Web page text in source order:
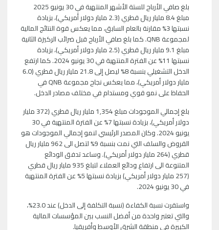
بلغ صافي الأرباح للستة الأشهر المنتهية في 30 يونيو 2025
مبلغ 8.4 مليار ريال قطري (2.3 مليار دولار أمريكي)، بزيادة
نسبتها 3% مقارنة بالعام السابق، مما يعكس قوة النتائج المالية
لمجموعة QNB. كما بلغ صافي الأرباح قبل ضرائب الركيزة الثانية
مبلغ 9.1 مليار ريال قطري (2.5 مليار دولار أمريكي)، بزيادة
نسبتها 11% عن الفترة المنتهية في 30 يونيو 2024. كما ارتفع
الدخل التشغيلي بنسبة 8% ليصل إلى 21.8 مليار ريال قطري (6.0
مليار دولار أمريكي)، مما يعكس نجاح مجموعة QNB في
الحفاظ على نمو قوي ومستدام في مختلف مصادر الدخل.
بلغ إجمالي الموجودات مبلغ 1,354 مليار ريال قطري (372 مليار
دولار أمريكي)، بزيادة نسبتها 7% عن الفترة المنتهية في 30
يونيو 2024. وكان المصدر الرئيسي لنمو إجمالي الموجودات هو
القروض والسلف التي نمت بنسبة 9% لتصل الى 962 مليار ريال
قطري (264 مليار دولار أمريكي). وساعد تدفق الودائع
المتنوعة الى ارتفاع ودائع العملاء لتبلغ 935 مليار ريال قطري
(257 مليار دولار أمريكي) بزيادة نسبتها 5% عن الفترة المنتهية
في 30 يونيو 2024.
واستقرت نسبة الكفاءة (نسبة التكلفة إلى الدخل) عند 23.0%،
والتي تعتبر واحدة من أفضل النسب بين المؤسسات المالية
الكبيرة في منطقة الشرق الأوسط وأفريقيا.